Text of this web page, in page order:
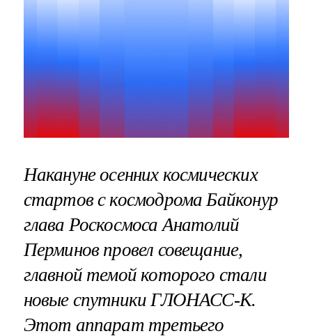
Накануне осенних космических
стартов с космодрома Байконур
глава Роскосмоса Анатолий
Перминов провел совещание,
главной темой которого стали
новые спутники ГЛОНАСС-К.
Этот аппарат третьего